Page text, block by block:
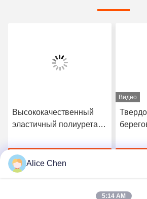
Высококачественный
эластичный полиуретан
склеивающую пленку
Получите самую
Видео
Alice Chen
5:14 AM